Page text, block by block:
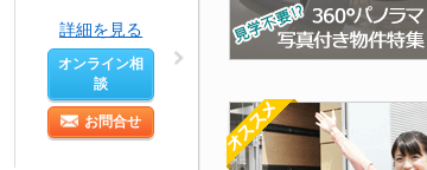
詳細を見る
オンライン相
談
お問合せ